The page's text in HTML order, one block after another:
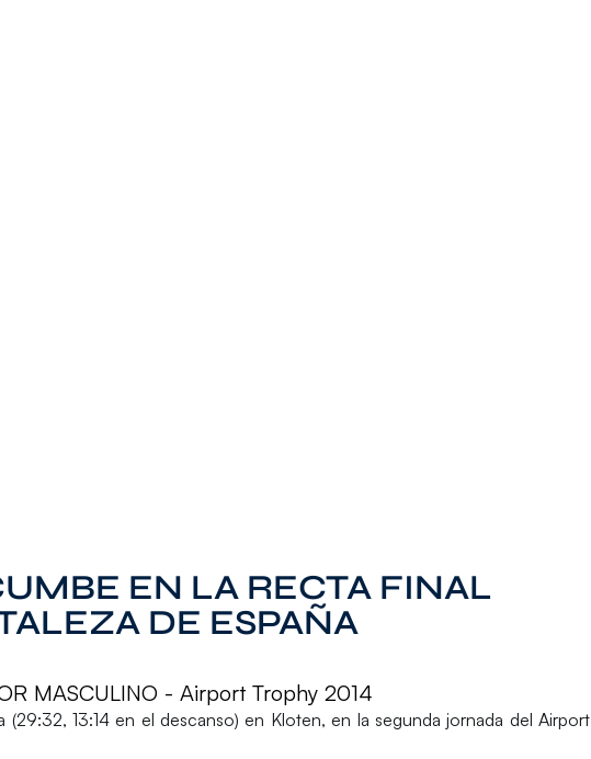
EN LA RECTA FINAL
DE ESPAÑA
MASCULINO - Airport Trophy 2014
(29:32, 13:14 en el descanso) en Kloten, en la segunda jornada del Airport